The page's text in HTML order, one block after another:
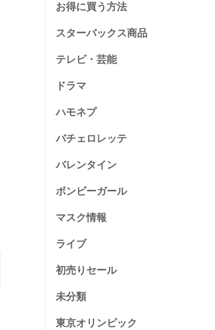
お得に買う方法
スターバックス商品
テレビ・芸能
ドラマ
ハモネプ
バチェロレッテ
バレンタイン
ボンビーガール
マスク情報
ライブ
初売りセール
未分類
東京オリンピック